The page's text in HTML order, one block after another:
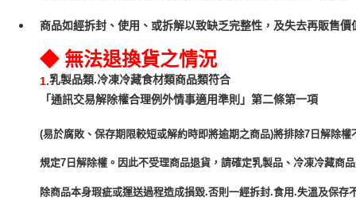
商品如經拆封、使用、或拆解以致缺乏完整性，及失去再販售
◆ 無法退換貨之情況
1.乳製品類.冷凍冷藏食材類商品類符合
「通訊交易解除權合理例外情事適用準則」第二條第一項
(易於腐敗、保存期限較短或解約時即將逾期之商品)將排除7日解除權
規定7日解除權。因此不受理商品退貨，請確定乳製品、冷凍冷藏商
除商品本身瑕疵或運送過程造成損毀.否則一經拆封.食用.失溫及保存